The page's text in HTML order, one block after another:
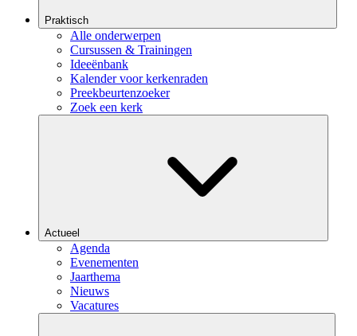
Praktisch
Alle onderwerpen
Cursussen & Trainingen
Ideeënbank
Kalender voor kerkenraden
Preekbeurtenzoeker
Zoek een kerk
Actueel
Agenda
Evenementen
Jaarthema
Nieuws
Vacatures